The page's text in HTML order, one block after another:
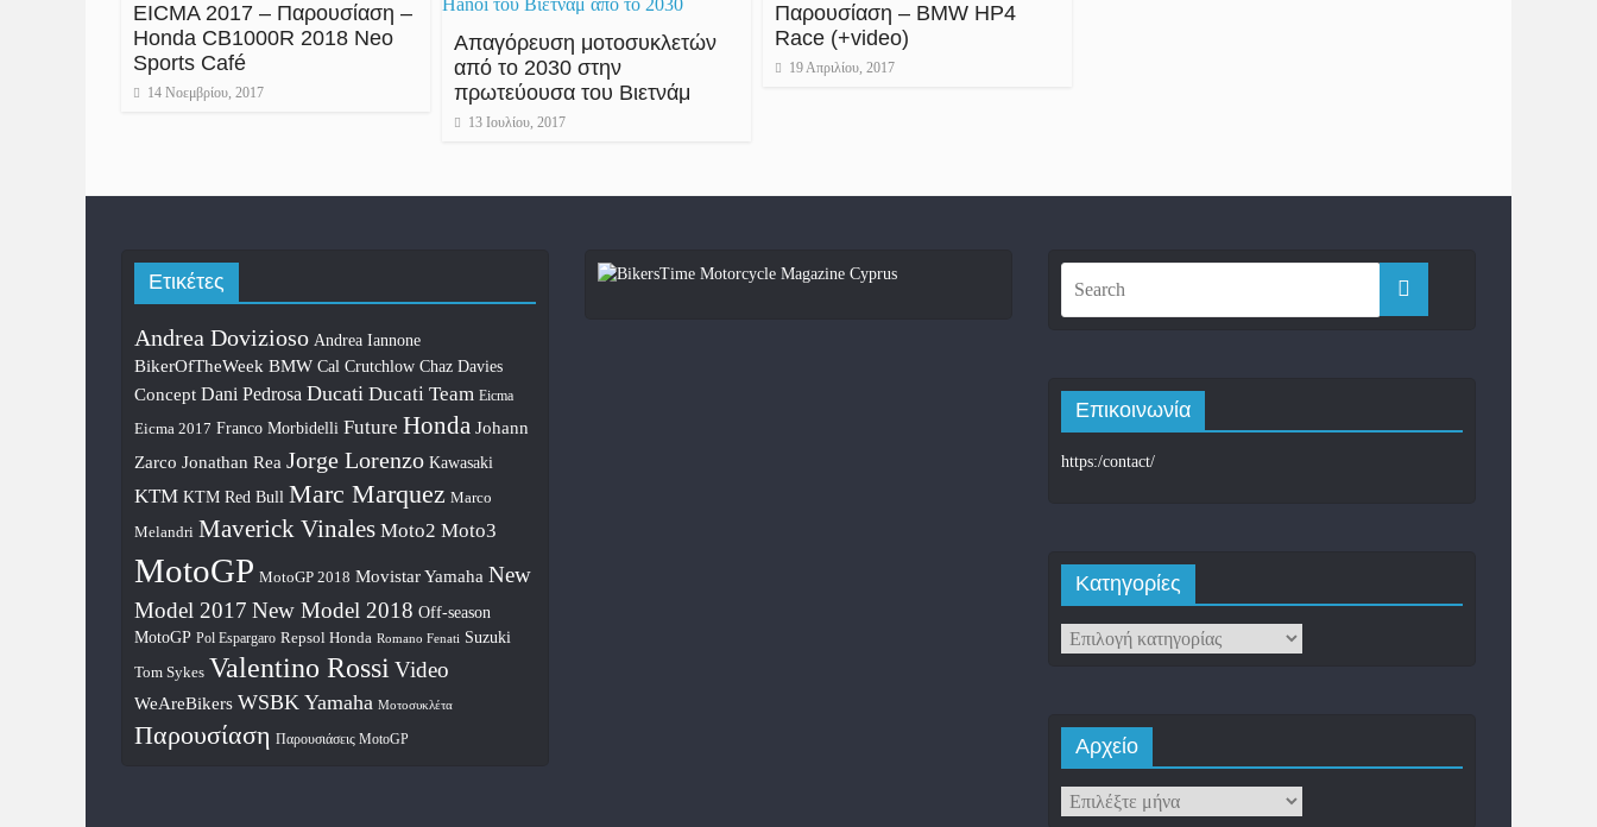
EICMA 2017 – Παρουσίαση –
Honda CB1000R 2018 Neo
Sports Café
14 Νοεμβρίου, 2017
Απαγόρευση μοτοσυκλετών
από το 2030 στην
πρωτεύουσα του Βιετνάμ
13 Ιουλίου, 2017
Παρουσίαση – BMW HP4
Race (+video)
19 Απριλίου, 2017
Ετικέτες
Andrea Dovizioso Andrea Iannone
BikerOfTheWeek BMW Cal Crutchlow Chaz Davies
Concept Dani Pedrosa Ducati Ducati Team Eicma
Eicma 2017 Franco Morbidelli Future Honda Johann
Zarco Jonathan Rea Jorge Lorenzo Kawasaki
KTM KTM Red Bull Marc Marquez Marco
Melandri Maverick Vinales Moto2 Moto3
MotoGP MotoGP 2018 Movistar Yamaha New
Model 2017 New Model 2018 Off-season
MotoGP Pol Espargaro Repsol Honda Romano Fenati Suzuki
Tom Sykes Valentino Rossi Video
WeAreBikers WSBK Yamaha Μοτοσυκλέτα
Παρουσίαση Παρουσιάσεις MotoGP
Επικοινωνία
https:/contact/
Kατηγορίες
Αρχείο